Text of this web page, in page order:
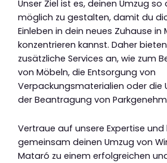
Unser Ziel ist es, deinen Umzug
möglich zu gestalten, damit du
Einleben in dein neues Zuhause in
konzentrieren kannst. Daher
zusätzliche Services an, wie zum
von Möbeln, die Entsorgung von
Verpackungsmaterialien oder die
der Beantragung von
Vertraue auf unsere Expertise und
gemeinsam deinen Umzug von
Mataró zu einem erfolgreichen